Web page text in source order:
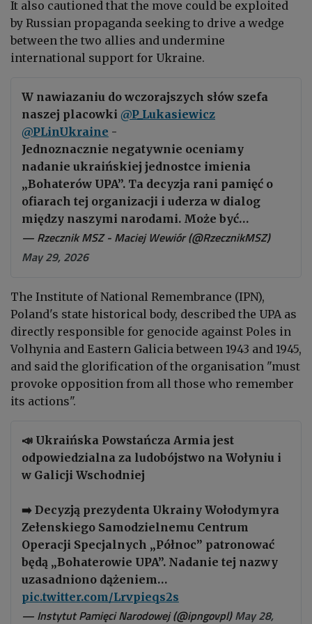
It also cautioned that the move could be exploited
by Russian propaganda seeking to drive a wedge
between the two allies and undermine
international support for Ukraine.
W nawiazaniu do wczorajszych słów szefa
naszej placowki @P_Lukasiewicz
@PLinUkraine -
Jednoznacznie negatywnie oceniamy
nadanie ukraińskiej jednostce imienia
„Bohaterów UPA”. Ta decyzja rani pamięć o
ofiarach tej organizacji i uderza w dialog
między naszymi narodami. Może być…
— Rzecznik MSZ - Maciej Wewiór (@RzecznikMSZ)
May 29, 2026
The Institute of National Remembrance (IPN),
Poland's state historical body, described the UPA as
directly responsible for genocide against Poles in
Volhynia and Eastern Galicia between 1943 and 1945,
and said the glorification of the organisation "must
provoke opposition from all those who remember
its actions".
📣 Ukraińska Powstańcza Armia jest
odpowiedzialna za ludobójstwo na Wołyniu i
w Galicji Wschodniej
➡️ Decyzją prezydenta Ukrainy Wołodymyra
Zełenskiego Samodzielnemu Centrum
Operacji Specjalnych „Północ” patronować
będą „Bohaterowie UPA”. Nadanie tej nazwy
uzasadniono dążeniem…
pic.twitter.com/Lrvpieqs2s
— Instytut Pamięci Narodowej (@ipngovpl)May 28,